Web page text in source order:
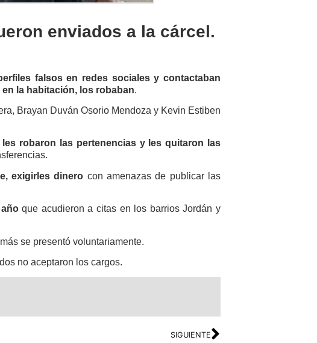
enviados a la cárcel.
falsos en redes sociales y contactaban
en la habitación, los robaban.
Brayan Duván Osorio Mendoza y Kevin Estiben
robaron las pertenencias y les quitaron las
exigirles dinero con amenazas de publicar las
que acudieron a citas en los barrios Jordán y
se presentó voluntariamente.
no aceptaron los cargos.
SIGUIENTE